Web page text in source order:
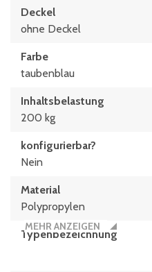
Deckel
ohne Deckel
Farbe
taubenblau
Inhaltsbelastung
200 kg
konfigurierbar?
Nein
Material
Polypropylen
Typen­be­zeich­nung
MEHR ANZEIGEN